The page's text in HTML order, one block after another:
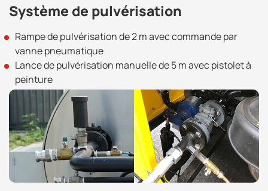
Système de pulvérisation
Rampe de pulvérisation de 2 m avec commande par
vanne pneumatique
Lance de pulvérisation manuelle de 5 m avec pistolet à
peinture